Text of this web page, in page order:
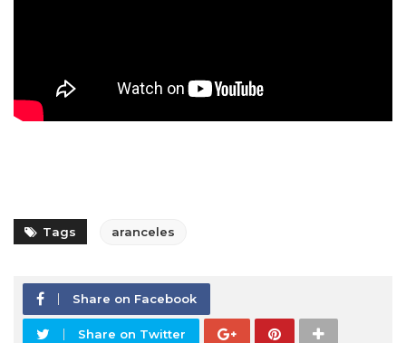
Tags aranceles
Share on Facebook
Share on Twitter